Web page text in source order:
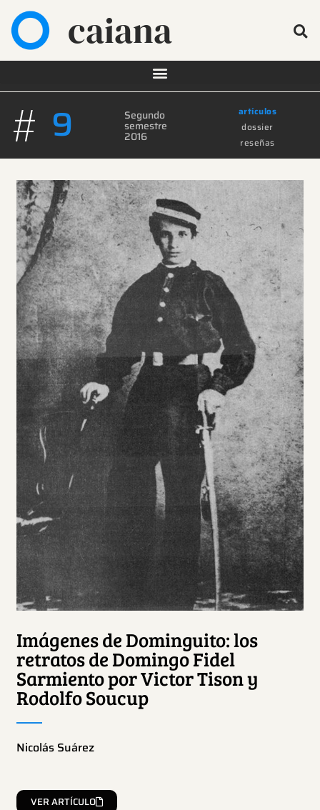
caiana
# 9 Segundo
semestre
2016
artículos
dossier
reseñas
Imágenes de Dominguito: los
retratos de Domingo Fidel
Sarmiento por Victor Tison y
Rodolfo Soucup
Nicolás Suárez
VER ARTÍCULO